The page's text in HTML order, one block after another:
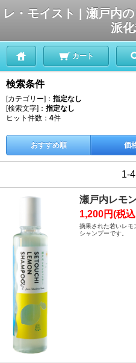
レ・モイスト | 瀬戸内
派
カート
検索条件
[カテゴリー]： 指定なし
[検索文字]： 指定なし
ヒット件数： 4件
おすすめ順 価
1-
瀬戸内レモ
1,200円(税
摘果された若いレモ
シャンプーです。